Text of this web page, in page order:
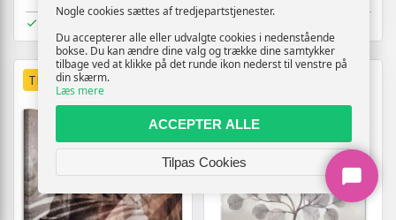
På lager På lager
TILBUD
Nogle cookies sættes af tredjepartstjenester.
Du accepterer alle eller udvalgte cookies i nedenstående
bokse. Du kan ændre dine valg og trække dine samtykker
tilbage ved at klikke på det runde ikon nederst til venstre på
din skærm.
Læs mere
ACCEPTER ALLE
Tilpas Cookies